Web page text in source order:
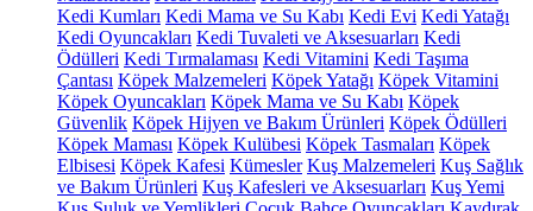
Kedi Kumları Kedi Mama ve Su Kabı Kedi Evi Kedi Yatağı
Kedi Oyuncakları Kedi Tuvaleti ve Aksesuarları Kedi
Ödülleri Kedi Tırmalaması Kedi Vitamini Kedi Taşıma
Çantası Köpek Malzemeleri Köpek Yatağı Köpek Vitamini
Köpek Oyuncakları Köpek Mama ve Su Kabı Köpek
Güvenlik Köpek Hijyen ve Bakım Ürünleri Köpek Ödülleri
Köpek Maması Köpek Kulübesi Köpek Tasmaları Köpek
Elbisesi Köpek Kafesi Kümesler Kuş Malzemeleri Kuş Sağlık
ve Bakım Ürünleri Kuş Kafesleri ve Aksesuarları Kuş Yemi